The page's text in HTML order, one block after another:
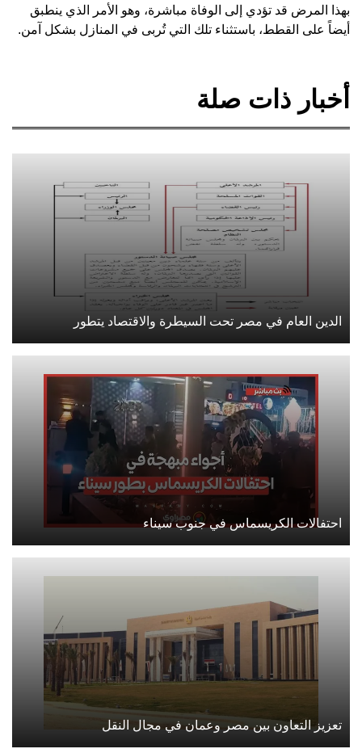
بهذا المرض قد تؤدي إلى الوفاة مباشرة، وهو الأمر الذي ينطبق
أيضاً على القطط، باستثناء تلك التي تُربى في المنازل بشكل آمن.
أخبار ذات صلة
الدين العام في مصر تحت السيطرة والاقتصاد يتطور
احتفالات الكريسماس في جنوب سيناء
تعزيز التعاون بين مصر وعمان في مجال النقل